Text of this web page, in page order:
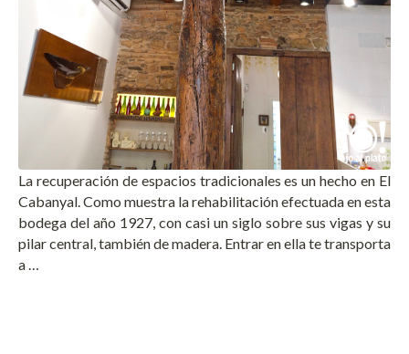
La recuperación de espacios tradicionales es un hecho en El
Cabanyal. Como muestra la rehabilitación efectuada en esta
bodega del año 1927, con casi un siglo sobre sus vigas y su
pilar central, también de madera. Entrar en ella te transporta
a …